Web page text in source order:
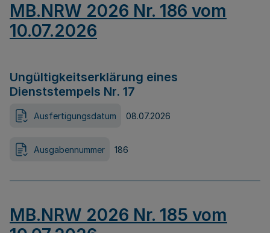
MB.NRW 2026 Nr. 186 vom
10.07.2026
Ungültigkeitserklärung eines
Dienststempels Nr. 17
Ausfertigungsdatum 08.07.2026
Ausgabennummer 186
MB.NRW 2026 Nr. 185 vom